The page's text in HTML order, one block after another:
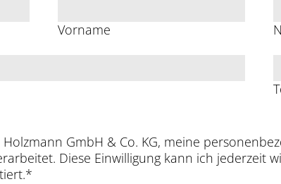
Vorname
Holzmann GmbH & Co. KG, meine
Diese Einwilligung kann ich jederzeit